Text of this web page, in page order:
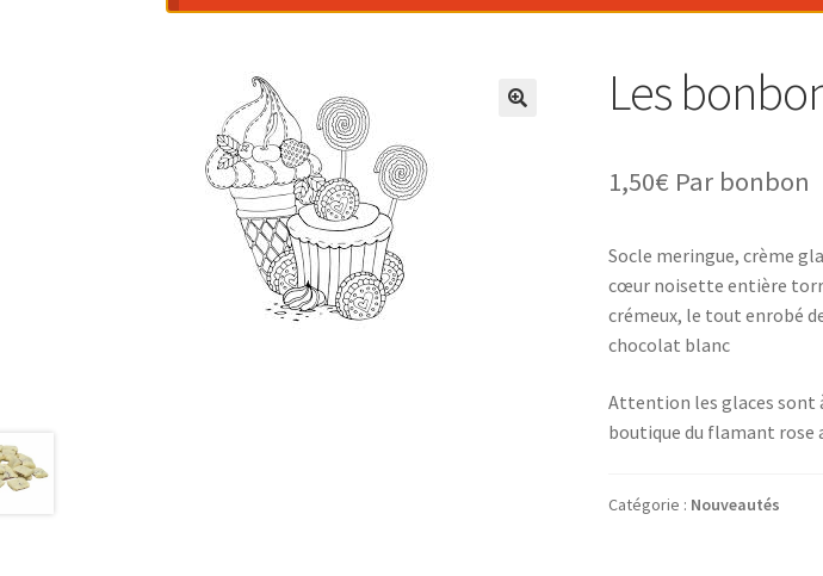
Les
1,50€ Par bonbon
Socle meringue, crème
cœur noisette entière
crémeux, le tout enrobé
chocolat blanc
Attention les glaces sont
boutique du flamant rose
Catégorie : Nouveautés